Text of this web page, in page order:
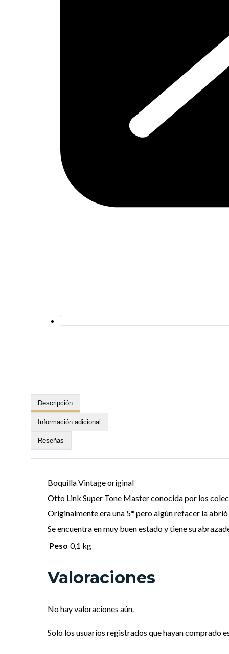
Descripción
Información adicional
Reseñas
Boquilla Vintage original
Otto Link Super Tone Master conocida por los
Originalmente era una 5* pero algún refacer la abrió
Se encuentra en muy buen estado y tiene su
Peso 0,1 kg
Valoraciones
No hay valoraciones aún.
Solo los usuarios registrados que hayan comprado